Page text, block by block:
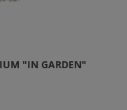
"IN GARDEN"